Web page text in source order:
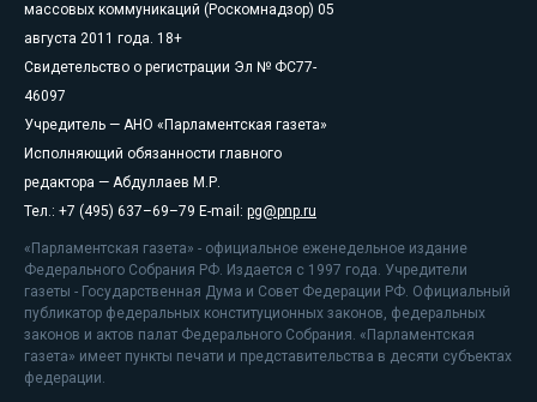
массовых коммуникаций (Роскомнадзор) 05
августа 2011 года. 18+
Свидетельство о регистрации Эл № ФС77-
46097
Учредитель — АНО «Парламентская газета»
Исполняющий обязанности главного
редактора — Абдуллаев М.Р.
Тел.: +7 (495) 637–69–79 E-mail: pg@pnp.ru
«Парламентская газета» - официальное еженедельное издание
Федерального Собрания РФ. Издается с 1997 года. Учредители
газеты - Государственная Дума и Совет Федерации РФ. Официальный
публикатор федеральных конституционных законов, федеральных
законов и актов палат Федерального Собрания. «Парламентская
газета» имеет пункты печати и представительства в десяти субъектах
федерации.